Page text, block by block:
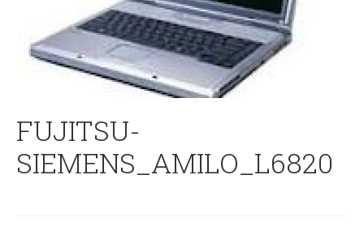
FUJITSU-
SIEMENS_AMILO_L6820